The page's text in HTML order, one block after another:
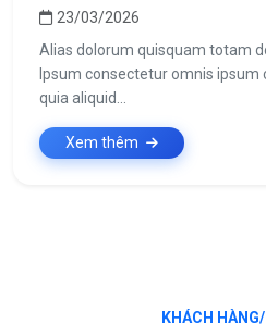
23/03/2026
Alias dolorum quisquam totam
Ipsum consectetur omnis ipsum
quia aliquid...
Xem thêm
KHÁCH